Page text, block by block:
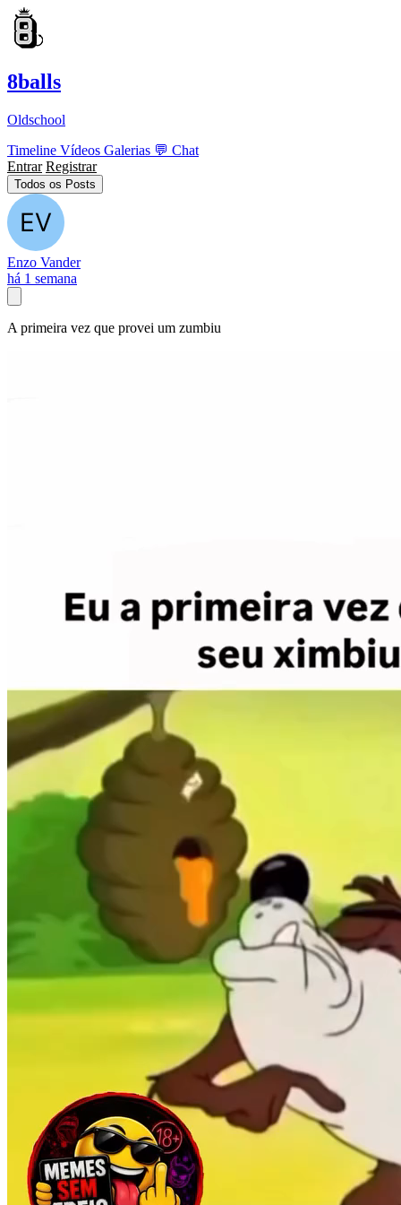
8balls
Oldschool
Timeline Vídeos Galerias 💬 Chat
Entrar Registrar
Todos os Posts
Enzo Vander
há 1 semana
A primeira vez que provei um zumbiu